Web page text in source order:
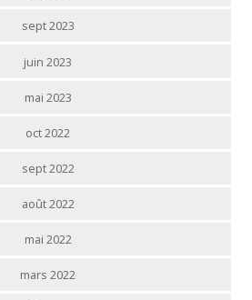
sept 2023
juin 2023
mai 2023
oct 2022
sept 2022
août 2022
mai 2022
mars 2022